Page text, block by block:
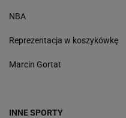
NBA
Reprezentacja w koszykówkę
Marcin Gortat
INNE SPORTY